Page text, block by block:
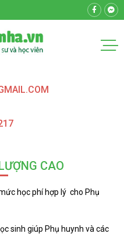
CAO
học phí hợp lý cho Phụ
sinh giúp Phụ huynh và các